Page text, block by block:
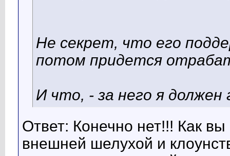
Не секрет, что его
потом придется
И что, - за него я должен
Ответ: Конечно нет!!! Как
внешней шелухой и